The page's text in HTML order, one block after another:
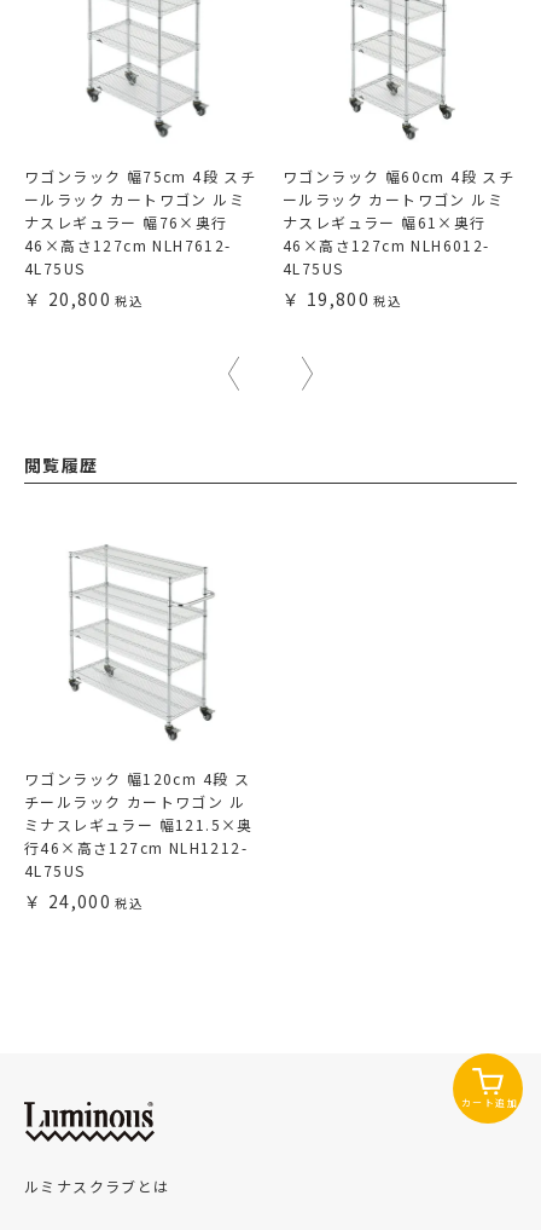
ワゴンラック 幅75cm 4段 スチ
ールラック カートワゴン ルミ
ナスレギュラー 幅76×奥行
46×高さ127cm NLH7612-
4L75US
20,800
ワゴンラック 幅60cm 4段 スチ
ールラック カートワゴン ルミ
ナスレギュラー 幅61×奥行
46×高さ127cm NLH6012-
4L75US
19,800
閲覧履歴
ワゴンラック 幅120cm 4段 ス
チールラック カートワゴン ル
ミナスレギュラー 幅121.5×奥
行46×高さ127cm NLH1212-
4L75US
24,000
カート追加
ルミナスクラブとは